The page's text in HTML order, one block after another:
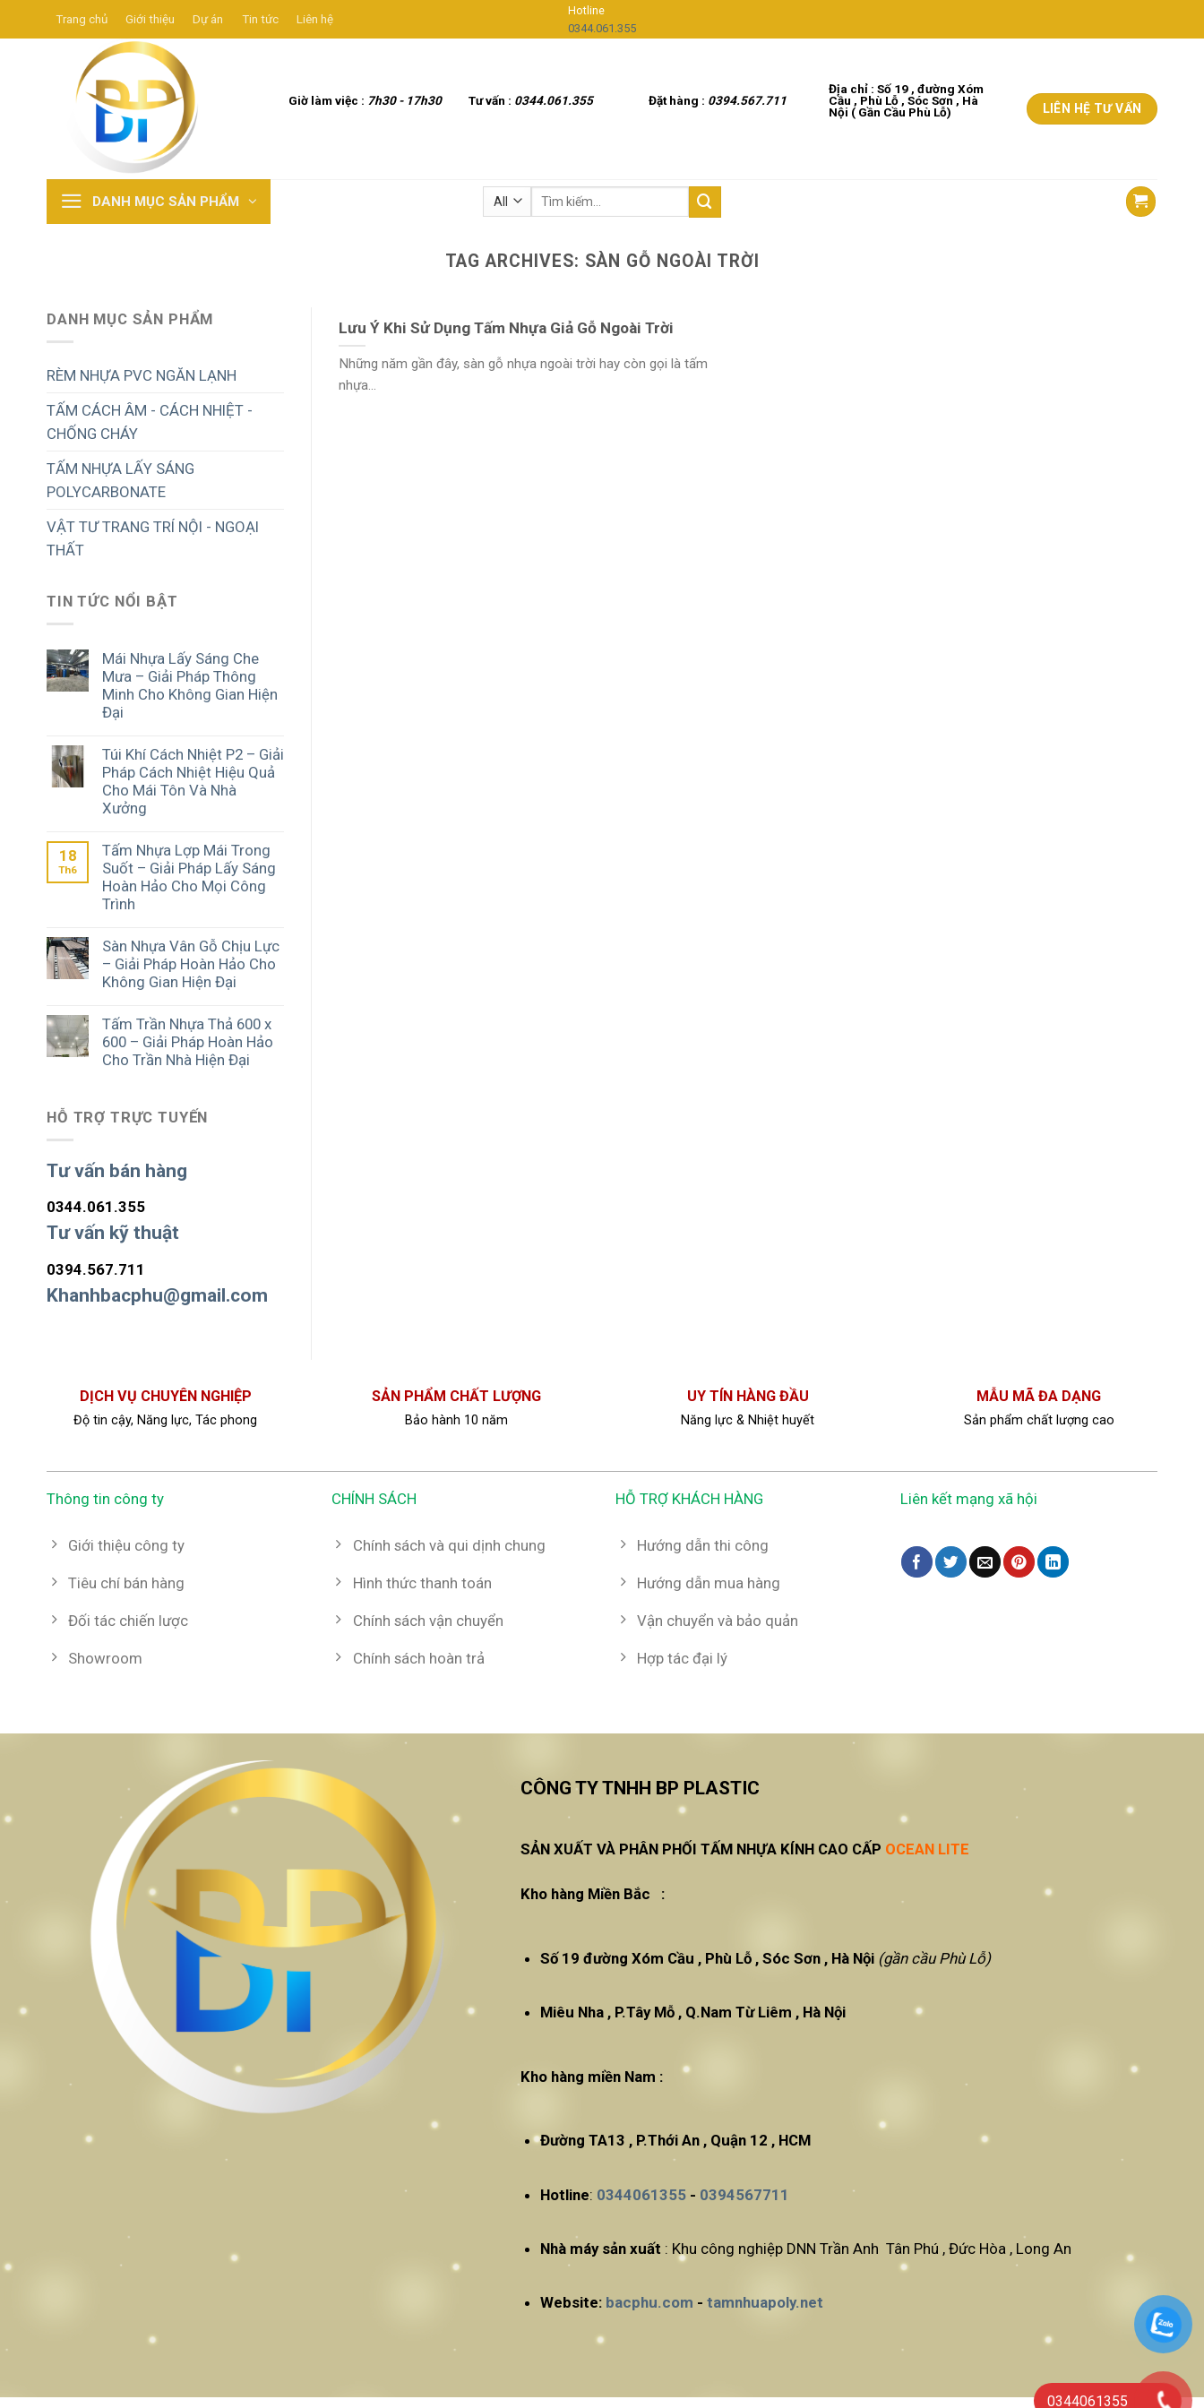
to
Trang chủ Giới thiệu Dự án Tin tức Liên hệ
Hotline
0344.061.355
Giờ làm việc : 7h30 - 17h30 Tư vấn : 0344.061.355 Đặt hàng : 0394.567.711
Địa chỉ : Số 19 , đường Xóm
Cầu , Phù Lỗ , Sóc Sơn , Hà
Nội ( Gần Cầu Phù Lỗ) LIÊN HỆ TƯ VẤN
DANH MỤC SẢN PHẨM
Tìm
TAG ARCHIVES: SÀN GỖ NGOÀI TRỜI
DANH MỤC SẢN PHẨM
RÈM NHỰA PVC NGĂN LẠNH
TẤM CÁCH ÂM - CÁCH NHIỆT -
CHỐNG CHÁY
TẤM NHỰA LẤY SÁNG
POLYCARBONATE
VẬT TƯ TRANG TRÍ NỘI - NGOẠI
THẤT
TIN TỨC NỔI BẬT
Mái Nhựa Lấy Sáng Che
Mưa – Giải Pháp Thông
Minh Cho Không Gian Hiện
Đại
Túi Khí Cách Nhiệt P2 – Giải
Pháp Cách Nhiệt Hiệu Quả
Cho Mái Tôn Và Nhà
Xưởng
18
Th6
Tấm Nhựa Lợp Mái Trong
Suốt – Giải Pháp Lấy Sáng
Hoàn Hảo Cho Mọi Công
Trình
Sàn Nhựa Vân Gỗ Chịu Lực
– Giải Pháp Hoàn Hảo Cho
Không Gian Hiện Đại
Tấm Trần Nhựa Thả 600 x
600 – Giải Pháp Hoàn Hảo
Cho Trần Nhà Hiện Đại
HỖ TRỢ TRỰC TUYẾN
Tư vấn bán hàng
0344.061.355
Tư vấn kỹ thuật
0394.567.711
Khanhbacphu@gmail.com
Lưu Ý Khi Sử Dụng Tấm Nhựa Giả Gỗ Ngoài Trời
Những năm gần đây, sàn gỗ nhựa ngoài trời hay còn gọi là tấm
nhựa...
DỊCH VỤ CHUYÊN NGHIỆP
Độ tin cậy, Năng lực, Tác phong
SẢN PHẨM CHẤT LƯỢNG
Bảo hành 10 năm
UY TÍN HÀNG ĐẦU
Năng lực & Nhiệt huyết
MẪU MÃ ĐA DẠNG
Sản phẩm chất lượng cao
Thông tin công ty
Giới thiệu công ty
Tiêu chí bán hàng
Đối tác chiến lược
Showroom
CHÍNH SÁCH
Chính sách và qui dịnh chung
Hình thức thanh toán
Chính sách vận chuyển
Chính sách hoàn trả
HỖ TRỢ KHÁCH HÀNG
Hướng dẫn thi công
Hướng dẫn mua hàng
Vận chuyển và bảo quản
Hợp tác đại lý
Liên kết mạng xã hội
CÔNG TY TNHH BP PLASTIC
SẢN XUẤT VÀ PHÂN PHỐI TẤM NHỰA KÍNH CAO CẤP OCEAN LITE
Kho hàng Miền Bắc :
Số 19 đường Xóm Cầu , Phù Lỗ , Sóc Sơn , Hà Nội (gần cầu Phù Lỗ)
Miêu Nha , P.Tây Mỗ , Q.Nam Từ Liêm , Hà Nội
Kho hàng miền Nam :
Đường TA13 , P.Thới An , Quận 12 , HCM
Hotline: 0344061355- 0394567711
Nhà máy sản xuất : Khu công nghiệp DNN Trần Anh Tân Phú , Đức Hòa , Long An
Website: bacphu.com - tamnhuapoly.net
0344061355